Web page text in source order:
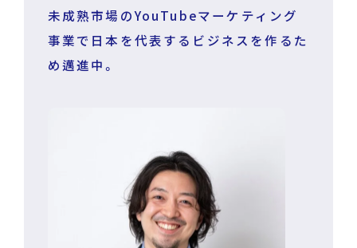
未成熟市場のYouTubeマーケティング
事業で日本を代表するビジネスを作るた
め邁進中。